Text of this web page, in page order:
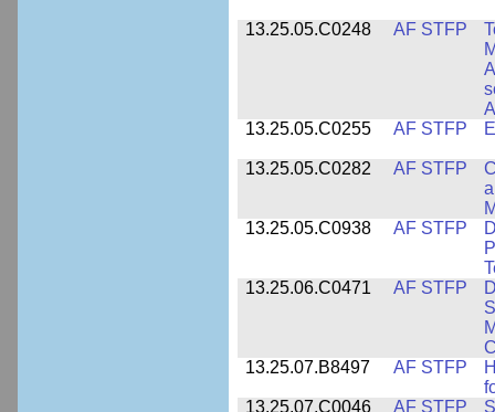
13.25.05.C0248 AF STFP
13.25.05.C0255
AF STFP
13.25.05.C0282 AF STFP
13.25.05.C0938
AF STFP
13.25.06.C0471
AF STFP
13.25.07.B8497
AF STFP
13.25.07.C0046
AF STFP